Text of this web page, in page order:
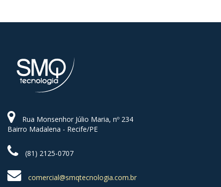
Rua Monsenhor Júlio Maria, nº 234
Bairro Madalena - Recife/PE
(81) 2125-0707
comercial@smqtecnologia.com.br